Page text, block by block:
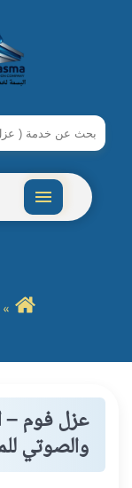
ابحث
في
شركة
البسمة
عزل فوم –
والصوتي